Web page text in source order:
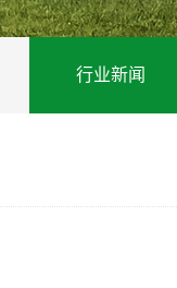
行业新闻